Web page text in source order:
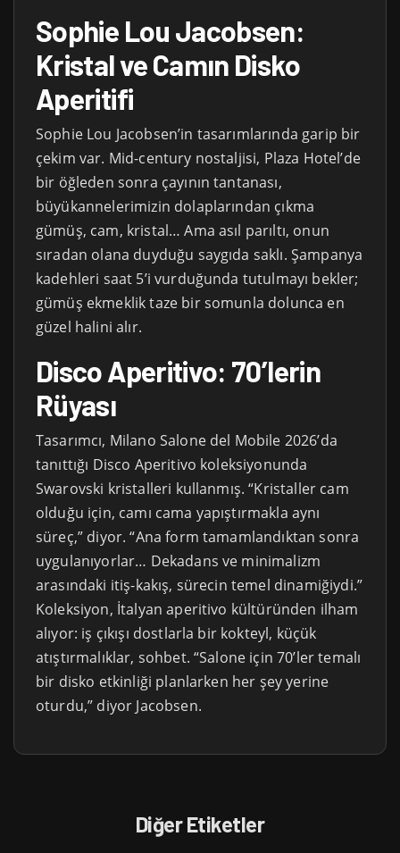
Sophie Lou Jacobsen:
Kristal ve Camın Disko
Aperitifi
Sophie Lou Jacobsen’in tasarımlarında garip bir
çekim var. Mid-century nostaljisi, Plaza Hotel’de
bir öğleden sonra çayının tantanası,
büyükannelerimizin dolaplarından çıkma
gümüş, cam, kristal… Ama asıl parıltı, onun
sıradan olana duyduğu saygıda saklı. Şampanya
kadehleri saat 5’i vurduğunda tutulmayı bekler;
gümüş ekmeklik taze bir somunla dolunca en
güzel halini alır.
Disco Aperitivo: 70’lerin
Rüyası
Tasarımcı, Milano Salone del Mobile 2026’da
tanıttığı Disco Aperitivo koleksiyonunda
Swarovski kristalleri kullanmış. “Kristaller cam
olduğu için, camı cama yapıştırmakla aynı
süreç,” diyor. “Ana form tamamlandıktan sonra
uygulanıyorlar… Dekadans ve minimalizm
arasındaki itiş-kakış, sürecin temel dinamiğiydi.”
Koleksiyon, İtalyan aperitivo kültüründen ilham
alıyor: iş çıkışı dostlarla bir kokteyl, küçük
atıştırmalıklar, sohbet. “Salone için 70’ler temalı
bir disko etkinliği planlarken her şey yerine
oturdu,” diyor Jacobsen.
Diğer Etiketler